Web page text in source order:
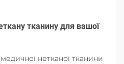
тканину для вашої
нетканої тканини